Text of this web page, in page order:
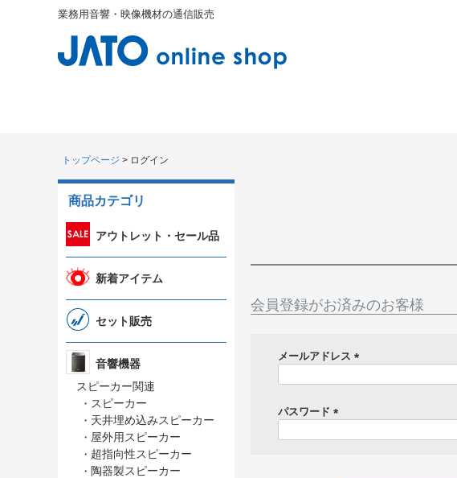
業務用音響・映像機材の通信販売
トップページ ログイン
商品カテゴリ
アウトレット・セール品
新着アイテム
セット販売
音響機器
スピーカー関連
・ スピーカー
・ 天井埋め込みスピーカー
・ 屋外用スピーカー
・ 超指向性スピーカー
・ 陶器製スピーカー
会員登録がお済みのお客様
メールアドレス
)
パスワード